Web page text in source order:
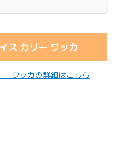
ス カリー ワッカ
ワッカの詳細はこちら